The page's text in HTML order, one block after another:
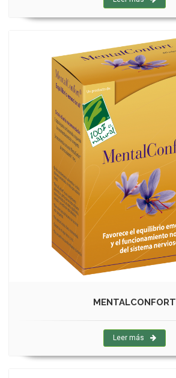
MENTALCONFORT
Leer más